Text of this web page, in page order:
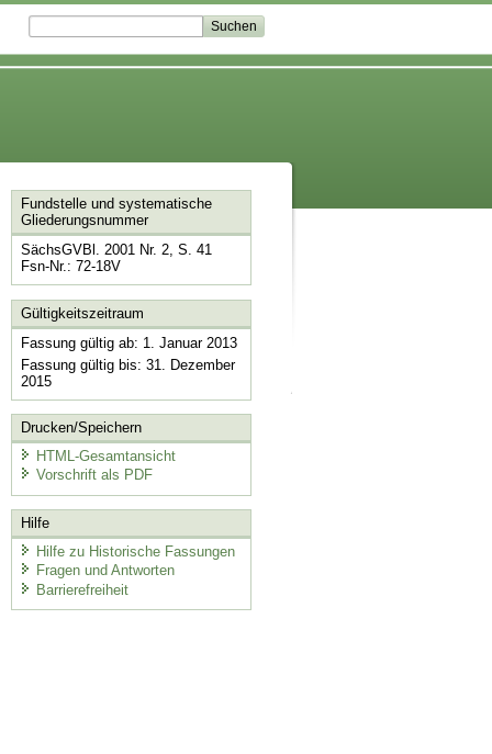
Fundstelle und systematische
Gliederungsnummer
SächsGVBl. 2001 Nr. 2, S. 41
Fsn-Nr.: 72-18V
Gültigkeitszeitraum
Fassung gültig ab: 1. Januar 2013
Fassung gültig bis: 31. Dezember
2015
Drucken/Speichern
HTML-Gesamtansicht
Vorschrift als PDF
Hilfe
Hilfe zu Historische Fassungen
Fragen und Antworten
Barrierefreiheit